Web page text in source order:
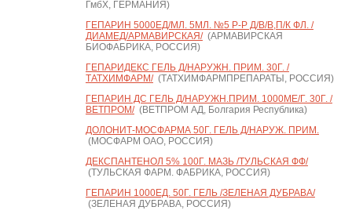
ГмбХ, ГЕРМАНИЯ)
ГЕПАРИН 5000ЕД/МЛ. 5МЛ. №5 Р-Р Д/В/В,П/К ФЛ. /
ДИАМЕД/АРМАВИРСКАЯ/(АРМАВИРСКАЯ
БИОФАБРИКА, РОССИЯ)
ГЕПАРИДЕКС ГЕЛЬ Д/НАРУЖН. ПРИМ. 30Г. /
ТАТХИМФАРМ/(ТАТХИМФАРМПРЕПАРАТЫ, РОССИЯ)
ГЕПАРИН ДС ГЕЛЬ Д/НАРУЖН.ПРИМ. 1000МЕ/Г. 30Г. /
ВЕТПРОМ/(ВЕТПРОМ АД, Болгария Республика)
ДОЛОНИТ-МОСФАРМА 50Г. ГЕЛЬ Д/НАРУЖ. ПРИМ.
(МОСФАРМ ОАО, РОССИЯ)
ДЕКСПАНТЕНОЛ 5% 100Г. МАЗЬ /ТУЛЬСКАЯ ФФ/
(ТУЛЬСКАЯ ФАРМ. ФАБРИКА, РОССИЯ)
ГЕПАРИН 1000ЕД. 50Г. ГЕЛЬ /ЗЕЛЕНАЯ ДУБРАВА/
(ЗЕЛЕНАЯ ДУБРАВА, РОССИЯ)